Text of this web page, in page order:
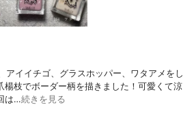
アイイチゴ、グラスホッパー、ワタアメをし
楊枝でボーダー柄を描きました！可愛くて涼
は…続きを見る